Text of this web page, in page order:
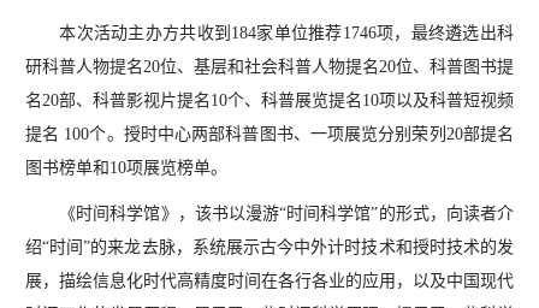
本次活动主办方共收到184家单位推荐1746项，最终遴选出科
研科普人物提名20位、基层和社会科普人物提名20位、科普图书提
名20部、科普影视片提名10个、科普展览提名10项以及科普短视频
提名 100个。授时中心两部科普图书、一项展览分别荣列20部提名
图书榜单和10项展览榜单。
《时间科学馆》，该书以漫游“时间科学馆”的形式，向读者介
绍“时间”的来龙去脉，系统展示古今中外计时技术和授时技术的发
展，描绘信息化时代高精度时间在各行各业的应用，以及中国现代